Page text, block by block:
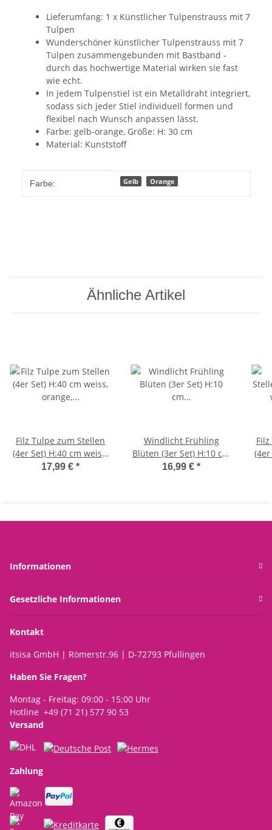
Lieferumfang: 1 x Künstlicher Tulpenstrauss mit 7
Tulpen
Wunderschöner künstlicher Tulpenstrauss mit 7
Tulpen zusammengebunden mit Bastband -
durch das hochwertige Material wirken sie fast
wie echt.
In jedem Tulpenstiel ist ein Metalldraht integriert,
sodass sich jeder Stiel individuell formen und
flexibel nach Wunsch anpassen lässt.
Farbe: gelb-orange, Größe: H: 30 cm
Material: Kunststoff
Produkteigenschaft
Wert
Farbe: Gelb Orange
Ähnliche Artikel
Filz Tulpe zum Stellen
(4er Set) H:40 cm weiss,
orange, pink, gelb -
17,99 € *
Windlicht Frühling
Blüten (3er Set) H:10 cm
pastellfarben aus Metall
16,99 € *
(4er
Informationen
Gesetzliche Informationen
Kontakt
itsisa GmbH | Römerstr.96 | D-72793 Pfullingen
Haben Sie Fragen?
Montag - Freitag: 09:00 - 15:00 Uhr
Hotline +49 (71 21) 577 90 53
Versand
Zahlung